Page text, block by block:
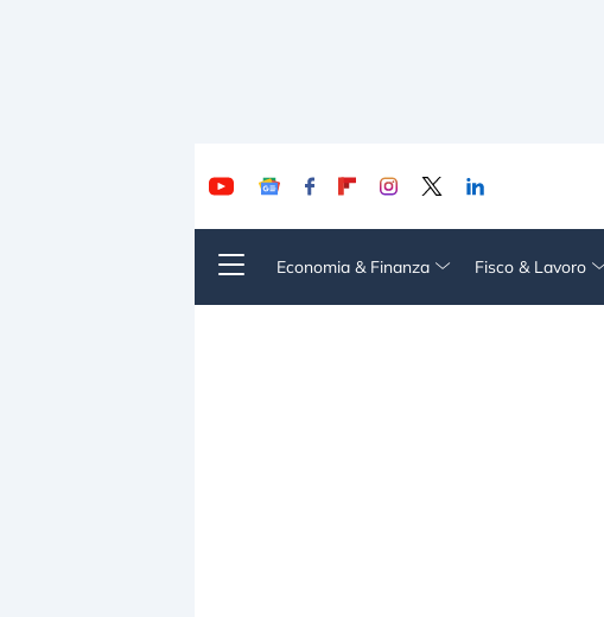
Economia & Finanza Fisco & Lavoro